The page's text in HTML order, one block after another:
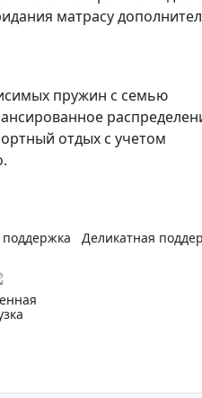
матрасу
пружин с семью
отдых c учетом
Деликатная